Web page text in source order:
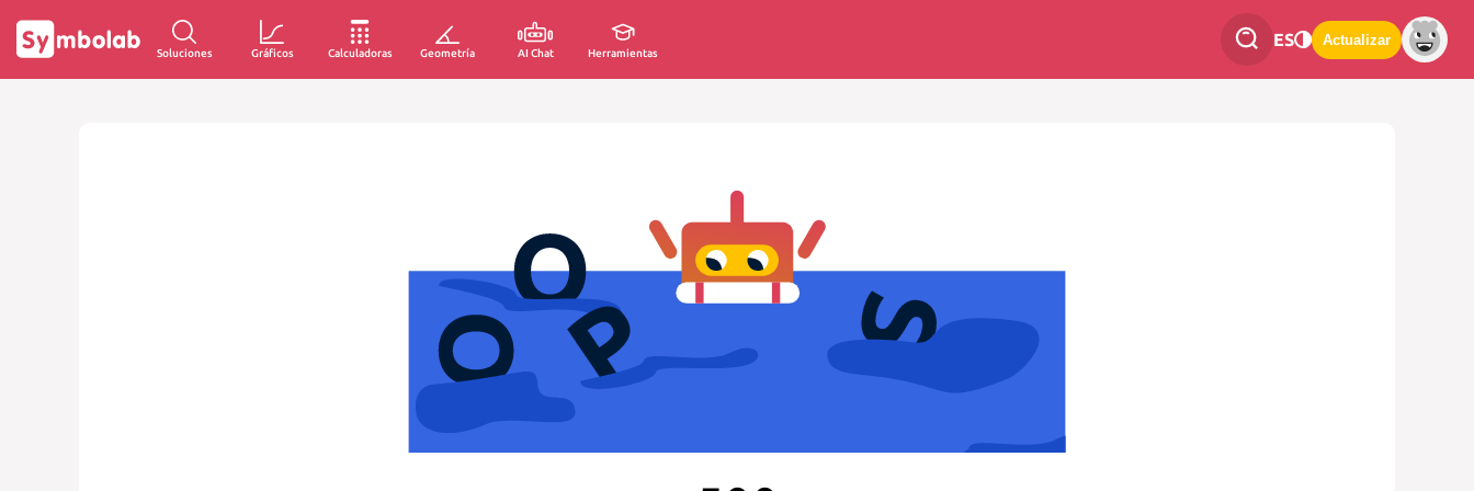
Soluciones Gráficos Calculadoras Geometría AI Chat Herramientas
ES Actualizar